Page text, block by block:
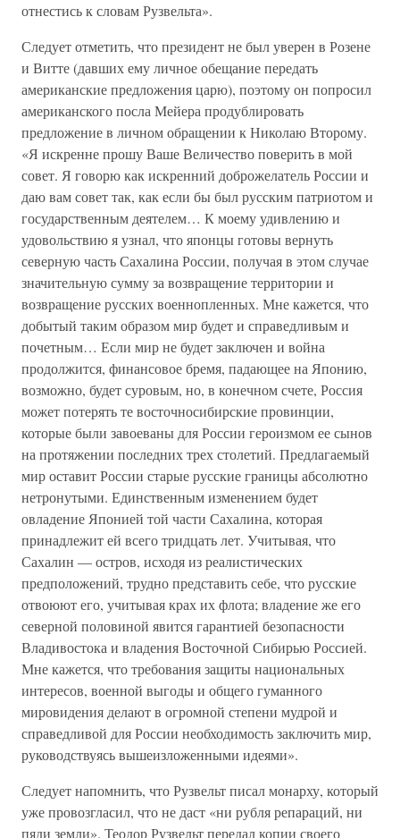
отнестись к словам Рузвельта».
Следует отметить, что президент не был уверен в Розене
и Витте (давших ему личное обещание передать
американские предложения царю), поэтому он попросил
американского посла Мейера продублировать
предложение в личном обращении к Николаю Второму.
«Я искренне прошу Ваше Величество поверить в мой
совет. Я говорю как искренний доброжелатель России и
даю вам совет так, как если бы был русским патриотом и
государственным деятелем… К моему удивлению и
удовольствию я узнал, что японцы готовы вернуть
северную часть Сахалина России, получая в этом случае
значительную сумму за возвращение территории и
возвращение русских военнопленных. Мне кажется, что
добытый таким образом мир будет и справедливым и
почетным… Если мир не будет заключен и война
продолжится, финансовое бремя, падающее на Японию,
возможно, будет суровым, но, в конечном счете, Россия
может потерять те восточносибирские провинции,
которые были завоеваны для России героизмом ее сынов
на протяжении последних трех столетий. Предлагаемый
мир оставит России старые русские границы абсолютно
нетронутыми. Единственным изменением будет
овладение Японией той части Сахалина, которая
принадлежит ей всего тридцать лет. Учитывая, что
Сахалин — остров, исходя из реалистических
предположений, трудно представить себе, что русские
отвоюют его, учитывая крах их флота; владение же его
северной половиной явится гарантией безопасности
Владивостока и владения Восточной Сибирью Россией.
Мне кажется, что требования защиты национальных
интересов, военной выгоды и общего гуманного
мировидения делают в огромной степени мудрой и
справедливой для России необходимость заключить мир,
руководствуясь вышеизложенными идеями».
Следует напомнить, что Рузвельт писал монарху, который
уже провозгласил, что не даст «ни рубля репараций, ни
пяди земли». Теодор Рузвельт передал копии своего